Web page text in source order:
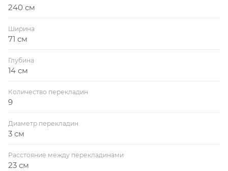
240 см
Ширина
71 см
Глубина
14 см
Количество перекладин
9
Диаметр перекладин
3 см
Расстояние между перекладинами
23 см